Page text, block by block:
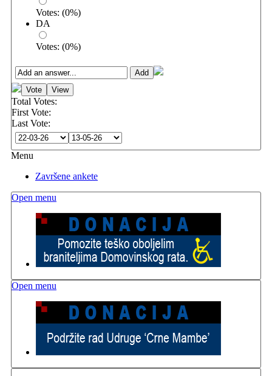
Votes: (0%)
DA
Votes: (0%)
Total Votes:
First Vote:
Last Vote:
Menu
Završene ankete
Open menu
Open menu